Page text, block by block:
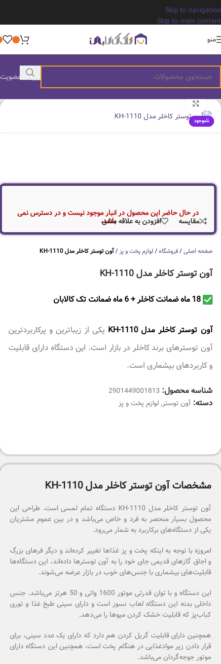
Skip to navigation
Skip to main content
منو
ورود / عضویت
ناموجود
صفحه اصلی/فروشگاه/ لوازم پخت و پز/آون توستر کاخلر مدل KH-1110
آون توستر کاخلر مدل KH-1110
آون توستر کاخلر مدل KH-1110
یکی از زیباترین و پرکاربردترین
آون توسترهای برند کاخلر در بازار است. این دستگاه دارای قابلیت
و کاربردهای بیشماری است.
شناسه محصول: 2901449001813
دسته: آون توستر,لوازم پخت و پز
در حال حاضر این محصول در انبار موجود نیست و در دسترس نمی
باشد. مقایسه افزودن به علاقه مندی
مشخصات آون توستر کاخلر مدل KH-1110
آون توستر کاخلر مدل KH-1110 دستگاه تمام لمسی است. طراحی این
محصول بسیار منحصر به فرد و خاص می‌باشد و در بین عموم مشتریان
یکی از دستگاه‌های برکاربرد به شمار می‌رود.
امروزه با توجه به اینکه پخت و پز غذاها تغییر کرده‌‎اند و دیگر فرهای بزرگ
و اجاق گازهای قدیمی جای خود را به آون توسترها داده‌اند، این دستگاه‌ها
قابلیت‌های بیشماری با جنس‌های خوب در بازار عرضه می‌شوند.
این دستگاه و با توان قدرتی موتور 1600 واتی و 50 هرتز می‌باشد. جنس
داخلی بدنه این دستگاه لعاب نسوز است و دارای سینی طبخ غذا و توری
کباب‌پز که قابلیت خشک کردن میوها را می‌دهد.
همچنین دارای قابلیت گریل کردن هم دارد که دارای یک عدد سینی، برای
قرار دادن زیر موادغذایی در هنگام پخت است، همچنین این دستگاه دارای
موتور جوجه‌گردان می‌باشد.